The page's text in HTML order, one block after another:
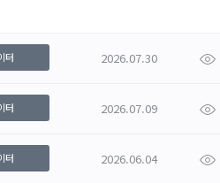
터 2026.07.30
터 2026.07.09
터 2026.06.04